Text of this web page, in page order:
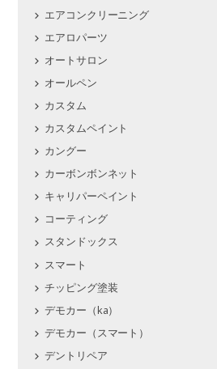
エアコンクリーニング
エアロパーツ
オートサロン
オールペン
カスタム
カスタムペイント
カングー
カーボンボンネット
キャリパーペイント
コーティング
スタンドックス
スマート
チッピング塗装
デモカー（ka）
デモカー（スマート）
デントリペア